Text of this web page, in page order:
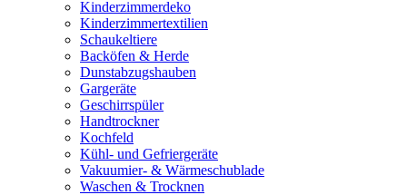
Kinderzimmerdeko
Kinderzimmertextilien
Schaukeltiere
Backöfen & Herde
Dunstabzugshauben
Gargeräte
Geschirrspüler
Handtrockner
Kochfeld
Kühl- und Gefriergeräte
Vakuumier- & Wärmeschublade
Waschen & Trocknen